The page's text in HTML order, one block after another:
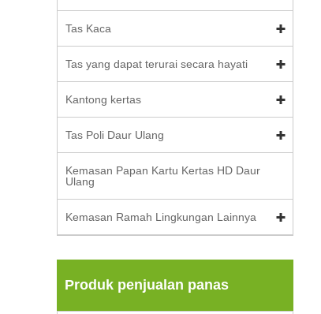
Tas Kaca
Tas yang dapat terurai secara hayati
Kantong kertas
Tas Poli Daur Ulang
Kemasan Papan Kartu Kertas HD Daur
Ulang
Kemasan Ramah Lingkungan Lainnya
Produk penjualan panas